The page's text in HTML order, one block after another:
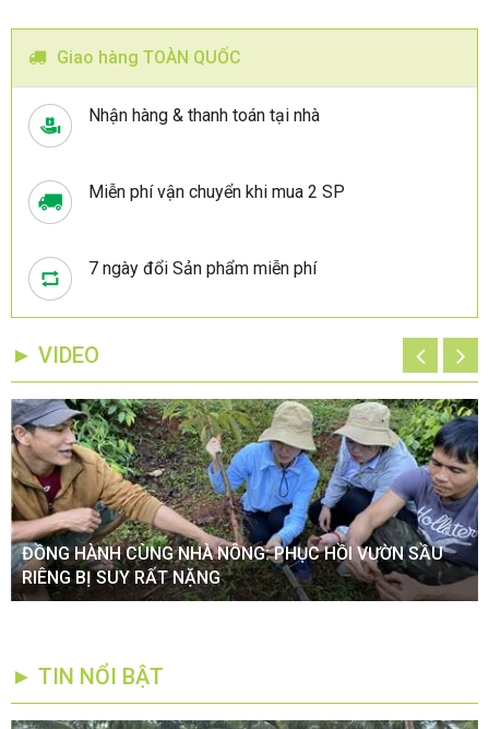
Giao hàng TOÀN QUỐC
Nhận hàng & thanh toán tại nhà
Miễn phí vận chuyển khi mua 2 SP
7 ngày đổi Sản phẩm miễn phí
► VIDEO
ĐỒNG HÀNH CÙNG NHÀ NÔNG: PHỤC HỒI VƯỜN SẦU
RIÊNG BỊ SUY RẤT NẶNG
► TIN NỔI BẬT